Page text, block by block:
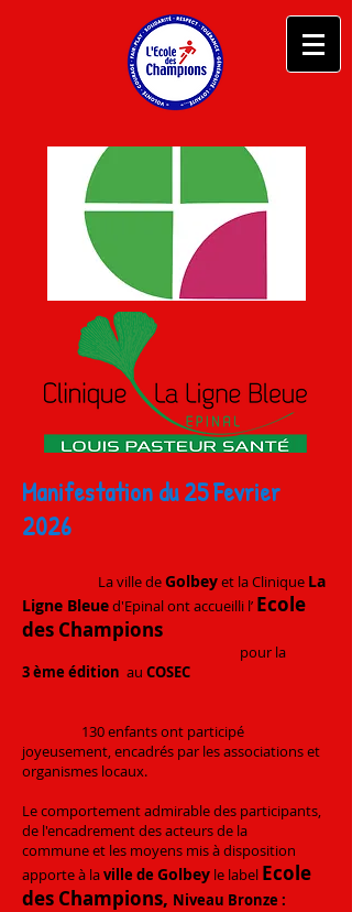
Manifestation du 25 Fevrier
2026
La ville deGolbeyet la Clinique La
Ligne Bleued'Epinal ont accueilli l’ Ecole
des Champions
pour la
3ème édition au COSEC
130 enfants ont participé
joyeusement, encadrés par les associations et
organismes locaux.
Le comportement admirable des participants,
de l'encadrement des acteurs de la
communeet les moyens mis à disposition
apporte à laville de Golbey le label Ecole
des Champions, Niveau Bronze :